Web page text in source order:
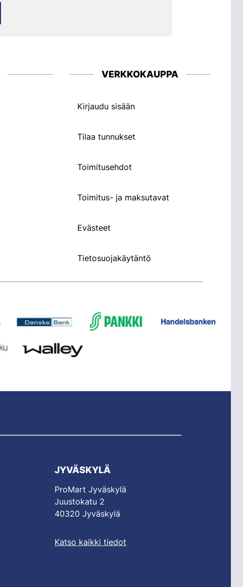
VERKKOKAUPPA
Kirjaudu sisään
Tilaa tunnukset
Toimitusehdot
Toimitus- ja maksutavat
Evästeet
Tietosuojakäytäntö
JYVÄSKYLÄ
ProMart Jyväskylä
Juustokatu 2
40320 Jyväskylä
Katso kaikki tiedot